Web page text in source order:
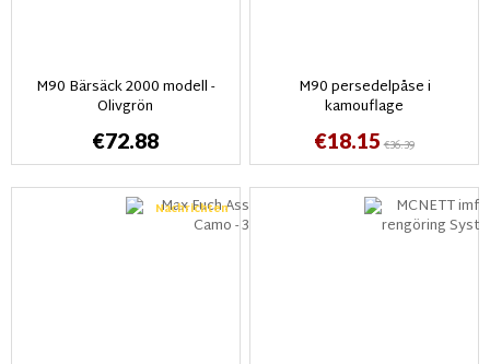
M90 Bärsäck 2000 modell -
Olivgrön
€72.88
M90 persedelpåse i
kamouflage
€18.15€36.39
Nachrichten